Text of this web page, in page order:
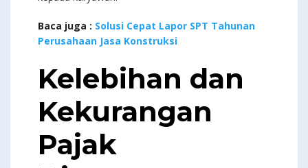
Baca juga : Solusi Cepat Lapor SPT Tahunan
Perusahaan Jasa Konstruksi
Kelebihan dan
Kekurangan
Pajak